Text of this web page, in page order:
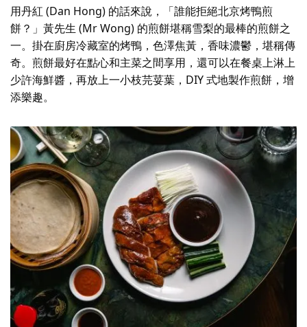
用丹紅 (Dan Hong) 的話來說，「誰能拒絕北京烤鴨煎
餅？」黃先生 (Mr Wong) 的煎餅堪稱雪梨的最棒的煎餅之
一。掛在廚房冷藏室的烤鴨，色澤焦黃，香味濃鬱，堪稱傳
奇。煎餅最好在點心和主菜之間享用，還可以在餐桌上淋上
少許海鮮醬，再放上一小枝芫荽葉，DIY 式地製作煎餅，增
添樂趣。